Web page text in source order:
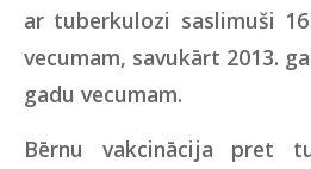
ar tuberkulozi saslimuši
vecumam, savukārt 2013.
gadu vecumam.
Bērnu vakcinācija pret